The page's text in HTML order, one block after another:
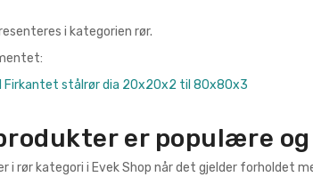
i kategorien rør.
Firkantet stålrør dia 20x20x2 til 80x80x3
er populære og
i rør kategori i Evek Shop når det gjelder forholdet